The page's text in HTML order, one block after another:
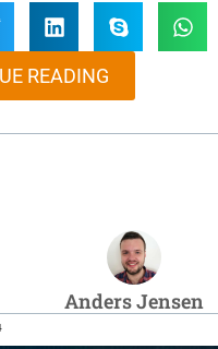
READING
Anders Jensen